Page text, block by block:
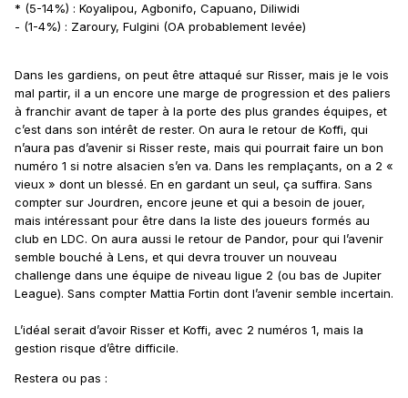
* (5-14%) : Koyalipou, Agbonifo, Capuano, Diliwidi
- (1-4%) : Zaroury, Fulgini (OA probablement levée)
Dans les gardiens, on peut être attaqué sur Risser, mais je le vois
mal partir, il a un encore une marge de progression et des paliers
à franchir avant de taper à la porte des plus grandes équipes, et
c’est dans son intérêt de rester. On aura le retour de Koffi, qui
n’aura pas d’avenir si Risser reste, mais qui pourrait faire un bon
numéro 1 si notre alsacien s’en va. Dans les remplaçants, on a 2 «
vieux » dont un blessé. En en gardant un seul, ça suffira. Sans
compter sur Jourdren, encore jeune et qui a besoin de jouer,
mais intéressant pour être dans la liste des joueurs formés au
club en LDC. On aura aussi le retour de Pandor, pour qui l’avenir
semble bouché à Lens, et qui devra trouver un nouveau
challenge dans une équipe de niveau ligue 2 (ou bas de Jupiter
League). Sans compter Mattia Fortin dont l’avenir semble incertain.
L’idéal serait d’avoir Risser et Koffi, avec 2 numéros 1, mais la
gestion risque d’être difficile.
Restera ou pas :